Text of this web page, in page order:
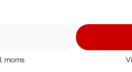
moms